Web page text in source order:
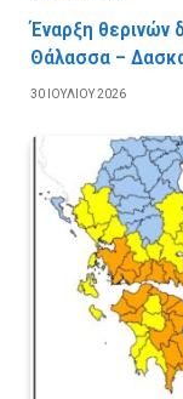
Έναρξη θερινών
Θάλασσα –
30 ΙΟΥΛΊΟΥ 2026